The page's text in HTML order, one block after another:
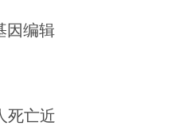
因编辑
死亡近